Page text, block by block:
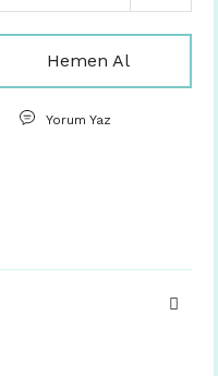
Hemen Al
Yorum Yaz